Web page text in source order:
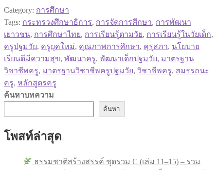
Category: การศึกษา
Tags: กระทรวงศึกษาธิการ, การจัดการศึกษา, การพัฒนา
เยาวชน, การศึกษาไทย, การเรียนรู้ตามวัย, การเรียนรู้ในวัยเด็ก,
ครูปฐมวัย, ครูยุคใหม่, คุณภาพการศึกษา, คุรุสภา, นโยบาย
เรียนดีมีความสุข, พัฒนาครู, พัฒนาเด็กปฐมวัย, มาตรฐาน
วิชาชีพครู, มาตรฐานวิชาชีพครูปฐมวัย, วิชาชีพครู, สมรรถนะ
ครู, หลักสูตรครู
ค้นหาบทความ
ค้นหา
โพสท์ล่าสุด
ธรรมชาติสร้างสรรค์ ชุดรวม C (เล่ม 11–15) – รวม